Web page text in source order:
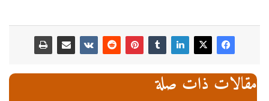
مقالات ذات صلة